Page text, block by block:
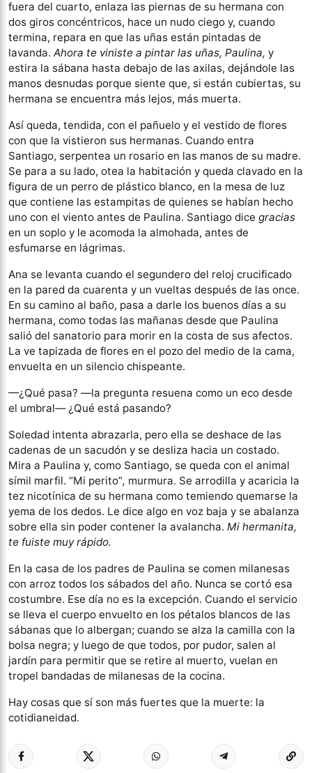
fuera del cuarto, enlaza las piernas de su hermana con
dos giros concéntricos, hace un nudo ciego y, cuando
termina, repara en que las uñas están pintadas de
lavanda. Ahora te viniste a pintar las uñas, Paulina, y
estira la sábana hasta debajo de las axilas, dejándole las
manos desnudas porque siente que, si están cubiertas, su
hermana se encuentra más lejos, más muerta.
Así queda, tendida, con el pañuelo y el vestido de flores
con que la vistieron sus hermanas. Cuando entra
Santiago, serpentea un rosario en las manos de su madre.
Se para a su lado, otea la habitación y queda clavado en la
figura de un perro de plástico blanco, en la mesa de luz
que contiene las estampitas de quienes se habían hecho
uno con el viento antes de Paulina. Santiago dice gracias
en un soplo y le acomoda la almohada, antes de
esfumarse en lágrimas.
Ana se levanta cuando el segundero del reloj crucificado
en la pared da cuarenta y un vueltas después de las once.
En su camino al baño, pasa a darle los buenos días a su
hermana, como todas las mañanas desde que Paulina
salió del sanatorio para morir en la costa de sus afectos.
La ve tapizada de flores en el pozo del medio de la cama,
envuelta en un silencio chispeante.
—¿Qué pasa? —la pregunta resuena como un eco desde
el umbral— ¿Qué está pasando?
Soledad intenta abrazarla, pero ella se deshace de las
cadenas de un sacudón y se desliza hacia un costado.
Mira a Paulina y, como Santiago, se queda con el animal
símil marfil. “Mi perito”, murmura. Se arrodilla y acaricia la
tez nicotínica de su hermana como temiendo quemarse la
yema de los dedos. Le dice algo en voz baja y se abalanza
sobre ella sin poder contener la avalancha. Mi hermanita,
te fuiste muy rápido.
En la casa de los padres de Paulina se comen milanesas
con arroz todos los sábados del año. Nunca se cortó esa
costumbre. Ese día no es la excepción. Cuando el servicio
se lleva el cuerpo envuelto en los pétalos blancos de las
sábanas que lo albergan; cuando se alza la camilla con la
bolsa negra; y luego de que todos, por pudor, salen al
jardín para permitir que se retire al muerto, vuelan en
tropel bandadas de milanesas de la cocina.
Hay cosas que sí son más fuertes que la muerte: la
cotidianeidad.